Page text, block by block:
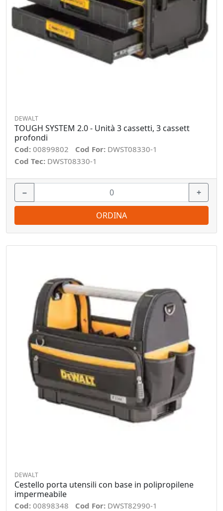
DEWALT
TOUGH SYSTEM 2.0 - Unità 3 cassetti, 3 cassett
profondi
Cod: 00899802 Cod For: DWST08330-1
Cod Tec: DWST08330-1
− +
ORDINA
DEWALT
Cestello porta utensili con base in polipropilene
impermeabile
Cod: 00898348 Cod For: DWST82990-1